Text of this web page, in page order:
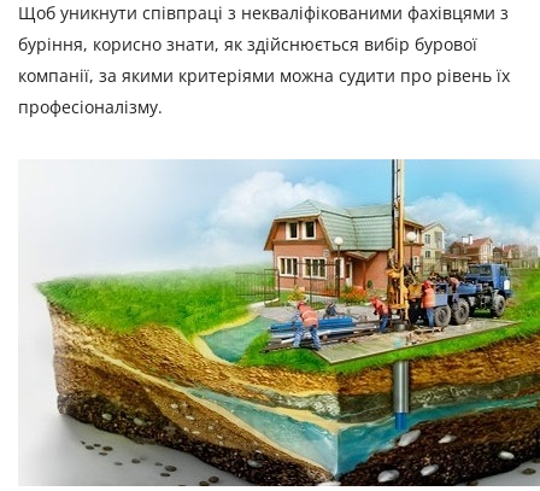
Щоб уникнути співпраці з некваліфікованими фахівцями з
буріння, корисно знати, як здійснюється вибір бурової
компанії, за якими критеріями можна судити про рівень їх
професіоналізму.